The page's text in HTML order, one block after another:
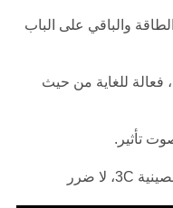
والباقي على الباب
للغاية من حيث
تأثير.
جميع الملحقات تلبي معايير الشهادة الصينية 3C، لا ضرر